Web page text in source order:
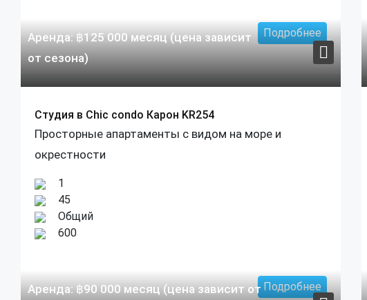
Подробнее
Аренда: ฿125 000 месяц (цена зависит
от сезона)
Студия в Chic condo Карон KR254
Просторные апартаменты с видом на море и
окрестности
1
45
Общий
600
Подробнее
Аренда: ฿90 000 месяц (цена зависит от